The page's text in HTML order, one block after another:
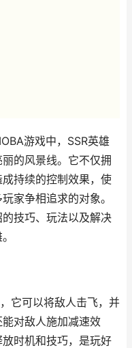
游戏中，SSR英雄
的风景线。它不仅拥
持续的控制效果，使
家争相追求的对象。
技巧、玩法以及解决
它可以将敌人击飞，并
对敌人施加减速效
时机和技巧，是玩好